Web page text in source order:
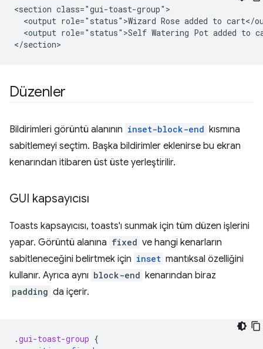
<section class="gui-toast-group">
<output role="status">Wizard Rose added to cart</
<output role="status">Self Watering Pot added to
Düzenler
Bildirimleri görüntü alanının inset-block-end kısmına
sabitlemeyi seçtim. Başka bildirimler eklenirse bu ekran
kenarından itibaren üst üste yerleştirilir.
GUI kapsayıcısı
Toasts kapsayıcısı, toasts'ı sunmak için tüm düzen işlerini
yapar. Görüntü alanına fixed ve hangi kenarların
sabitleneceğini belirtmek için inset mantıksal özelliğini
kullanır. Ayrıca aynı block-end kenarından biraz
padding da içerir.
.gui-toast-group {